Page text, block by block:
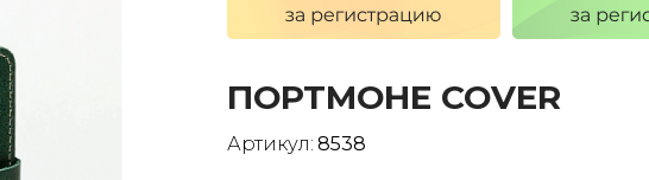
ПОРТМОНЕ COVER
Артикул: 8538